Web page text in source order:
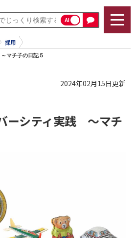
AI
採用
マチ子の日記５
2024年02月15日更新
ーシティ実践 ～マチ